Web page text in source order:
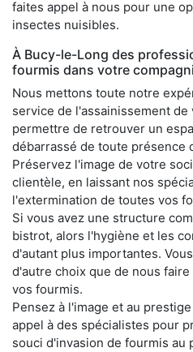
faites appel à nous pour une
insectes nuisibles.
À Bucy-le-Long des
fourmis dans votre
Nous mettons toute notre
service de l'assainissement
permettre de retrouver un
débarrassé de toute présence
Préservez l'image de votre
clientèle, en laissant nos
l'extermination de toutes vos
Si vous avez une structure
bistrot, alors l'hygiène et les
d'autant plus importantes.
d'autre choix que de nous
vos fourmis.
Pensez à l'image et au
appel à des spécialistes pour
souci d'invasion de fourmis au